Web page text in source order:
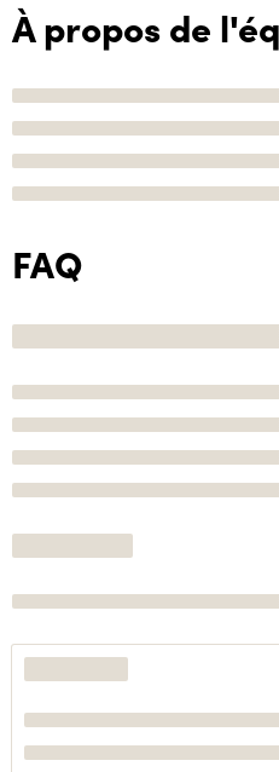
À propos de
FAQ